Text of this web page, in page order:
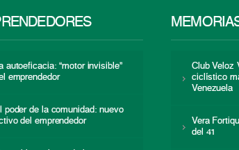
autoeficacia: “motor invisible”
emprendedor
poder de la comunidad: nuevo
del emprendedor
Club Veloz
ciclístico
Venezuela
Vera
del 41